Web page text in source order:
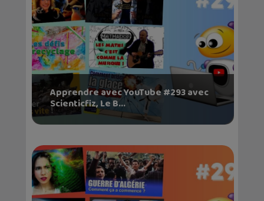
Apprendre avec YouTube #293 avec
Scienticfiz, Le B...